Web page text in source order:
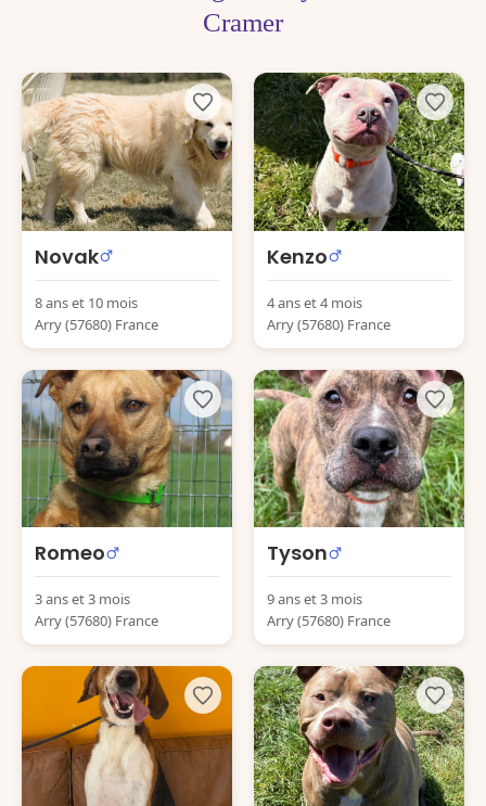
Cramer
Novak
8 ans et 10 mois
Arry (57680) France
Kenzo
4 ans et 4 mois
Arry (57680) France
Romeo
3 ans et 3 mois
Arry (57680) France
Tyson
9 ans et 3 mois
Arry (57680) France